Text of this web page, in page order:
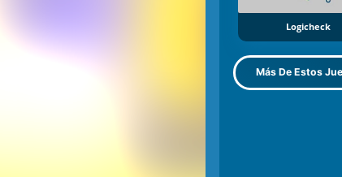
Logicheck
Más De Estos